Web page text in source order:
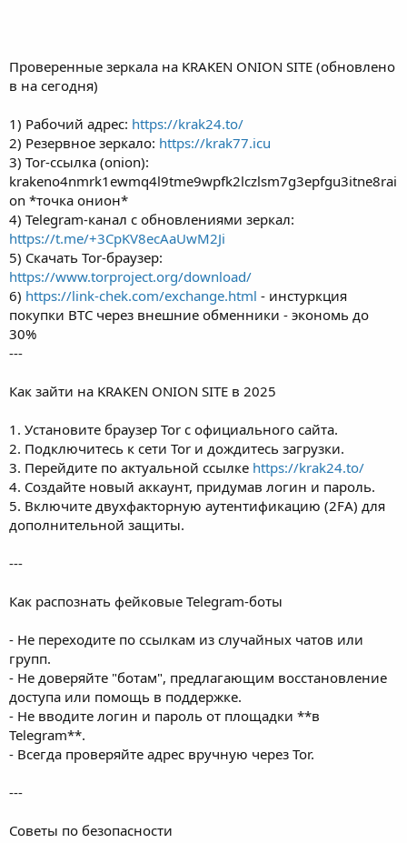
Проверенные зеркала на KRAKEN ONION SITE (обновлено
в на сегодня)
1) Рабочий адрес: https://krak24.to/
2) Резервное зеркало: https://krak77.icu
3) Tor-ссылка (onion):
krakeno4nmrk1ewmq4l9tme9wpfk2lczlsm7g3epfgu3itne8rai
on *точка онион*
4) Telegram-канал с обновлениями зеркал:
https://t.me/+3CpKV8ecAaUwM2Ji
5) Скачать Tor-браузер:
https://www.torproject.org/download/
6) https://link-chek.com/exchange.html - инстуркция
покупки BTC через внешние обменники - экономь до
30%
---
Как зайти на KRAKEN ONION SITE в 2025
1. Установите браузер Tor с официального сайта.
2. Подключитесь к сети Tor и дождитесь загрузки.
3. Перейдите по актуальной ссылке https://krak24.to/
4. Создайте новый аккаунт, придумав логин и пароль.
5. Включите двухфакторную аутентификацию (2FA) для
дополнительной защиты.
---
Как распознать фейковые Telegram-боты
- Не переходите по ссылкам из случайных чатов или
групп.
- Не доверяйте "ботам", предлагающим восстановление
доступа или помощь в поддержке.
- Не вводите логин и пароль от площадки **в
Telegram**.
- Всегда проверяйте адрес вручную через Tor.
---
Советы по безопасности